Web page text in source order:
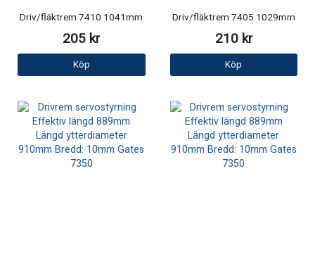
Driv/fläktrem 7410 1041mm
205 kr
Köp
Driv/fläktrem 7405 1029mm
210 kr
Köp